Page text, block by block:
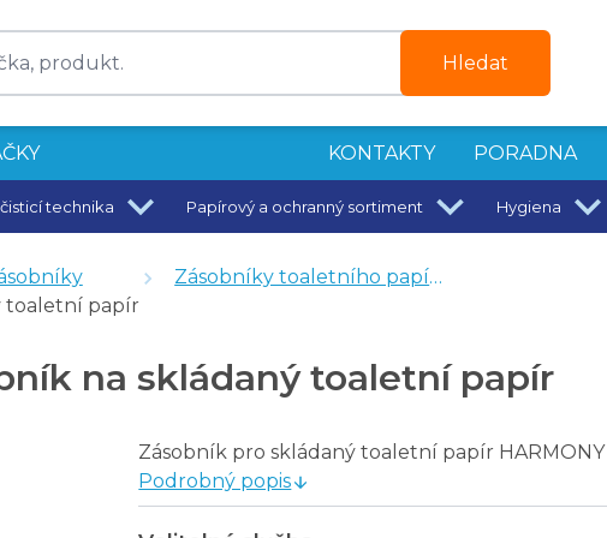
Hledat
KONTAKTY PORADNA
technika Papírový a ochranný sortiment Hygiena
ks
Zásobníky toaletního papíru
toaletní papír
na skládaný toaletní papír
Zásobník pro skládaný toaletní papír HARMONY
Podrobný popis